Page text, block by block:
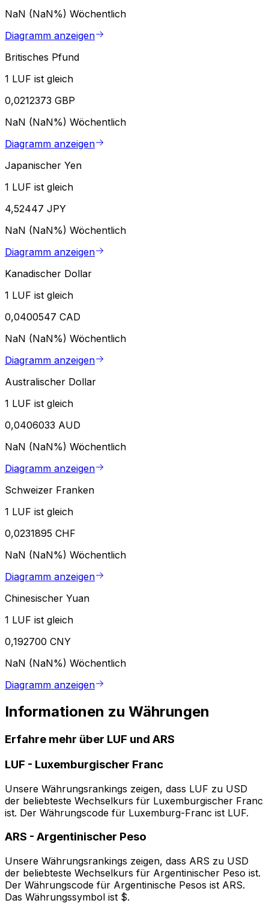
NaN (NaN%) Wöchentlich
Diagramm anzeigen
Britisches Pfund
1 LUF ist gleich
0,0212373 GBP
NaN (NaN%) Wöchentlich
Diagramm anzeigen
Japanischer Yen
1 LUF ist gleich
4,52447 JPY
NaN (NaN%) Wöchentlich
Diagramm anzeigen
Kanadischer Dollar
1 LUF ist gleich
0,0400547 CAD
NaN (NaN%) Wöchentlich
Diagramm anzeigen
Australischer Dollar
1 LUF ist gleich
0,0406033 AUD
NaN (NaN%) Wöchentlich
Diagramm anzeigen
Schweizer Franken
1 LUF ist gleich
0,0231895 CHF
NaN (NaN%) Wöchentlich
Diagramm anzeigen
Chinesischer Yuan
1 LUF ist gleich
0,192700 CNY
NaN (NaN%) Wöchentlich
Diagramm anzeigen
Informationen zu Währungen
Erfahre mehr über LUF und ARS
LUF - Luxemburgischer Franc
Unsere Währungsrankings zeigen, dass LUF zu USD
der beliebteste Wechselkurs für Luxemburgischer Franc
ist. Der Währungscode für Luxemburg-Franc ist LUF.
ARS - Argentinischer Peso
Unsere Währungsrankings zeigen, dass ARS zu USD
der beliebteste Wechselkurs für Argentinischer Peso ist.
Der Währungscode für Argentinische Pesos ist ARS.
Das Währungssymbol ist $.